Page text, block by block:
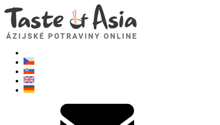
TasteOfAsia.sk
Neváhajte sa opýtať. Som tu pre vás!